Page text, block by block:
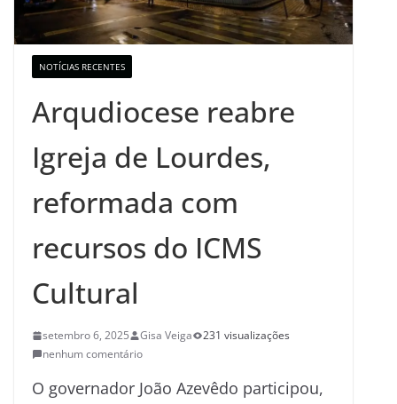
NOTÍCIAS RECENTES
Arqudiocese reabre
Igreja de Lourdes,
reformada com
recursos do ICMS
Cultural
setembro 6, 2025 Gisa Veiga
231 visualizações
nenhum comentário
O governador João Azevêdo participou,